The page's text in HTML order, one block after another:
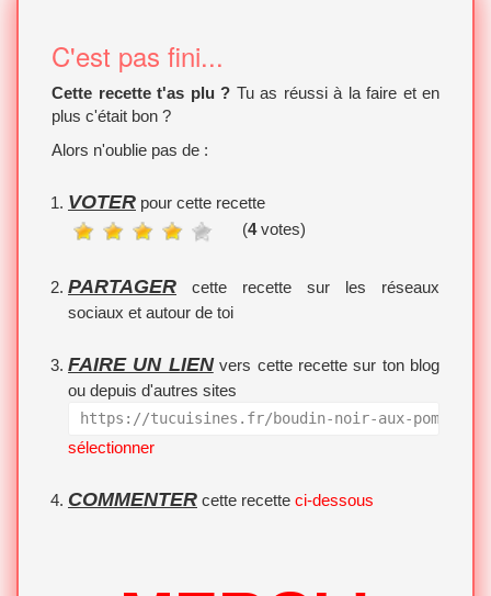
C'est pas fini...
Cette recette t'as plu ? Tu as réussi à la faire et en
plus c'était bon ?
Alors n'oublie pas de :
VOTER pour cette recette
(4votes)
PARTAGER cette recette sur les réseaux
sociaux et autour de toi
FAIRE UN LIENvers cette recette sur ton blog
ou depuis d'autres sites
https://tucuisines.fr/boudin-noir-aux-pommes-
sélectionner
COMMENTER cette recette ci-dessous